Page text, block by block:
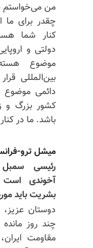
من می‌خواستم
چقدر برای ما
کنار شما
دولتی و
موضوع
بین‌المللی
دائمی موضوع
کشور بزرگ و
باشد. ما در
میشل ترو-
رئیسی سمبل
آخوندی است
بشریت باید
دوستان عزیز،
مقاومت